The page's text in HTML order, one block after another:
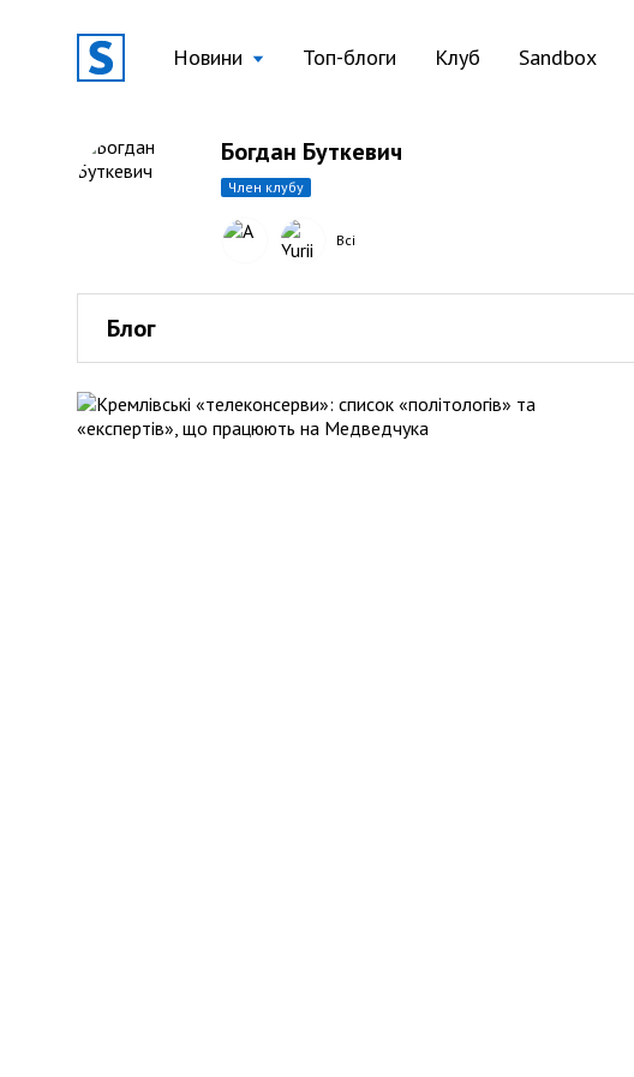
Новини Топ-блоги Клуб Sandbox
Богдан Буткевич
член клубу
Всі
Блог